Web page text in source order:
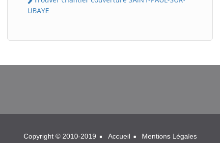
UBAYE
BatiWebPro
BatiWebPro
Copyright © 2010-2019 Accueil
Mentions Légales